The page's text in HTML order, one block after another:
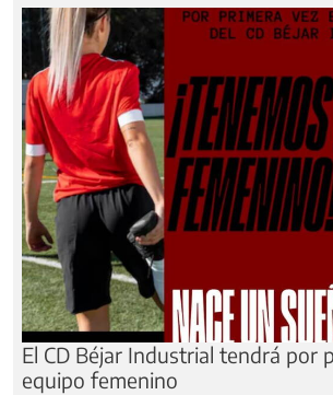
El CD Béjar Industrial tendrá por
equipo femenino